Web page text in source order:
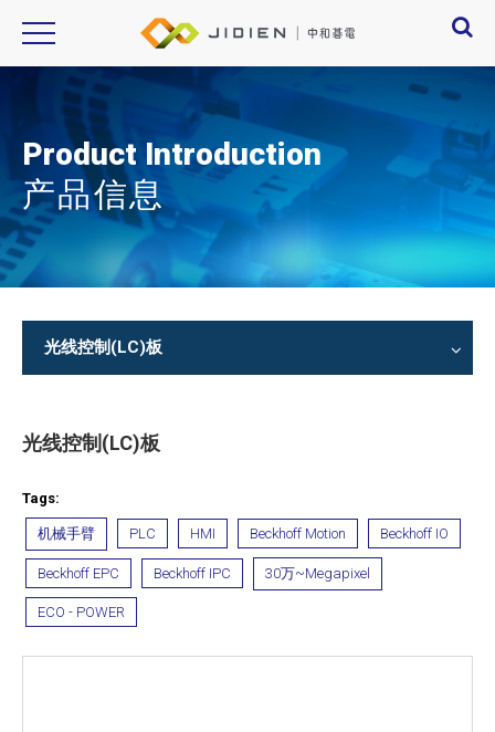
Product Introduction
产品信息
光线控制(LC)板
光线控制(LC)板
Tags:
机械手臂 PLC HMI Beckhoff Motion Beckhoff IO
Beckhoff EPC Beckhoff IPC 30万~Megapixel
ECO - POWER